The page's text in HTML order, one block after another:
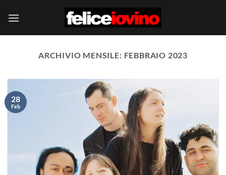
ARCHIVIO MENSILE: FEBBRAIO 2023
28
Feb